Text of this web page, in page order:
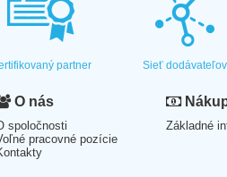
partner Sieť dodávateľov
O nás
spoločnosti
pracovné pozície
Základné